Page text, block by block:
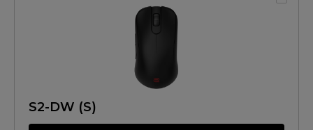
S2-DW (S)